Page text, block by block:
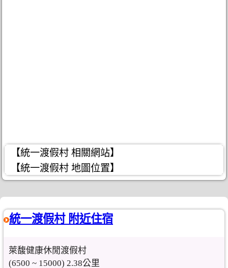
【統一渡假村 相關網站】
【統一渡假村 地圖位置】
統一渡假村 附近住宿
萊馥健康休閒渡假村
(6500 ~ 15000) 2.38公里